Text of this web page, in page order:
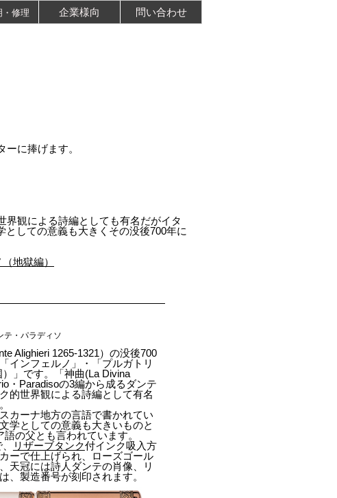
・修理 企業様向 問い合わせ
に捧げます。
界観による詩編としても有名だがイタ
しての意義も大きくその没後700年に
地獄編）
テ・パラディソ
Alighieri 1265-1321）の没後700
インフェルノ」・「プルガトリ
」です。「神曲(La Divina
・Paradisoの3編から成るダンテ
的世界観による詩編として有名
カーナ地方の言語で書かれてい
学としての意義も大きいものと
の父とも言われています。
リザーブタンク付インク吸入方
ーで仕上げられ、ローズゴール
天冠には詩人ダンテの肖像、リ
、製造番号が刻印されます。